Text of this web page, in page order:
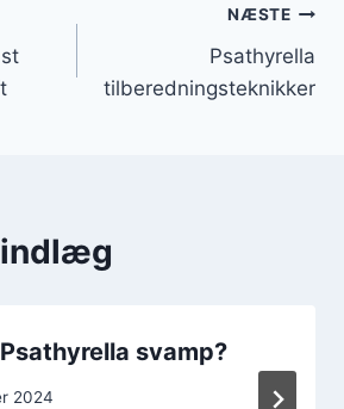
NÆSTE
Psathyrella
tilberedningsteknikker
svamp?
2024